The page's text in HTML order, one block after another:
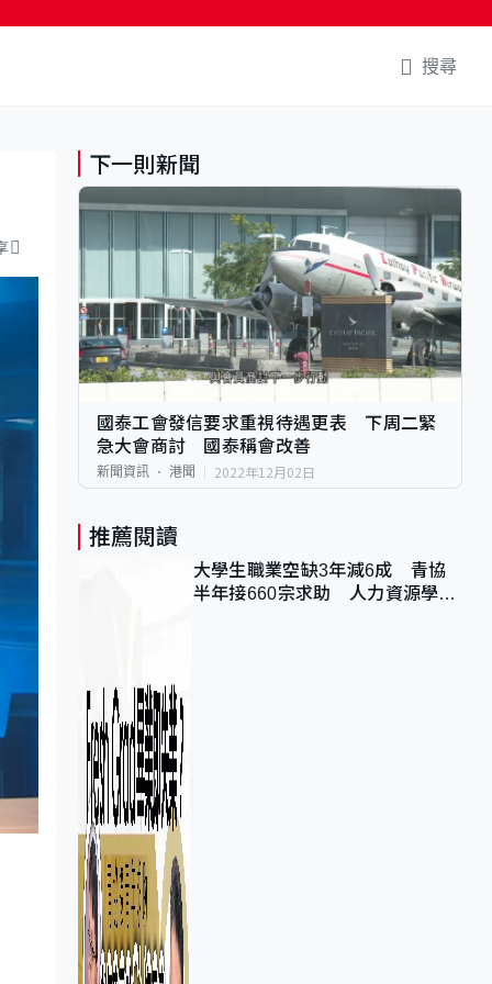
搜尋
下一則新聞
國泰工會發信要求重視待遇更表 下周二緊
急大會商討 國泰稱會改善
新聞資訊 港聞 2022年12月02日
推薦閱讀
大學生職業空缺3年減6成 青協
半年接660宗求助 人力資源學